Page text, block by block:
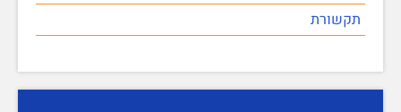
תקשורת